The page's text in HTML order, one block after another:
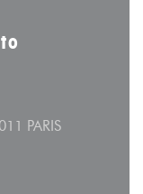
PARIS((abre en